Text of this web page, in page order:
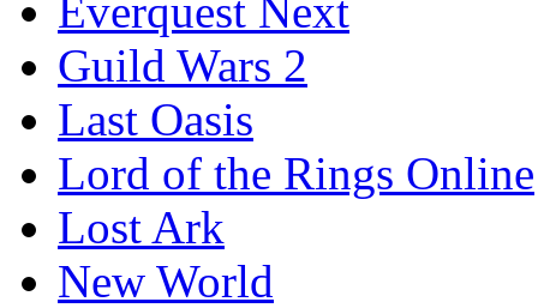
Everquest Next
Guild Wars 2
Last Oasis
Lord of the Rings Online
Lost Ark
New World